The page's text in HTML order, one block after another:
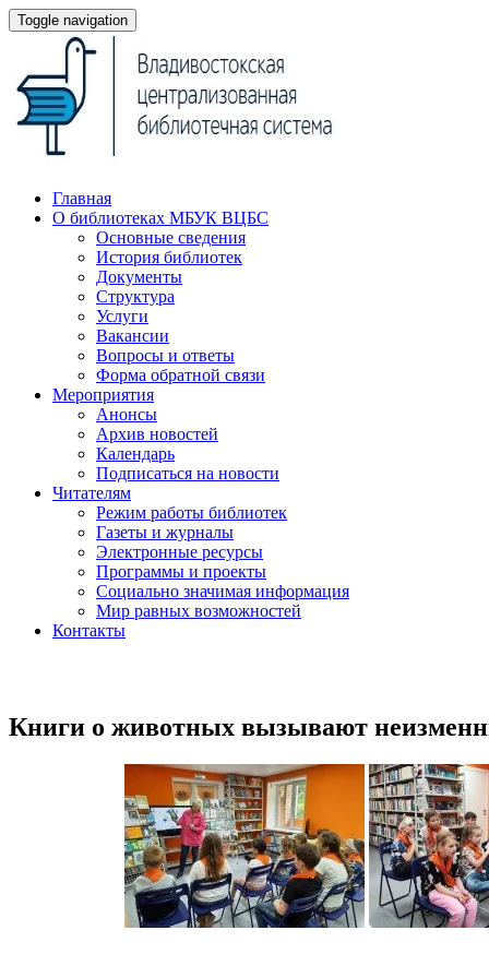
Toggle navigation
Главная
О библиотеках МБУК ВЦБС
Основные сведения
История библиотек
Документы
Структура
Услуги
Вакансии
Вопросы и ответы
Форма обратной связи
Мероприятия
Анонсы
Архив новостей
Календарь
Подписаться на новости
Читателям
Режим работы библиотек
Газеты и журналы
Электронные ресурсы
Программы и проекты
Социально значимая информация
Мир равных возможностей
Контакты
Книги о животных вызывают